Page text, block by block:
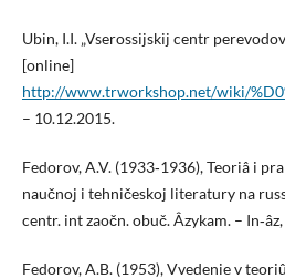
Ubin, I.I. „Vserossijskij centr
[online]
http://www.trworkshop.net/wiki/
– 10.12.2015.
Fedorov, A.V. (1933‑1936), Teoriâ i
naučnoj i tehničeskoj literatury na
centr. int zaočn. obuč. Âzykam. –
Fedorov, A.B. (1953), Vvedenie v